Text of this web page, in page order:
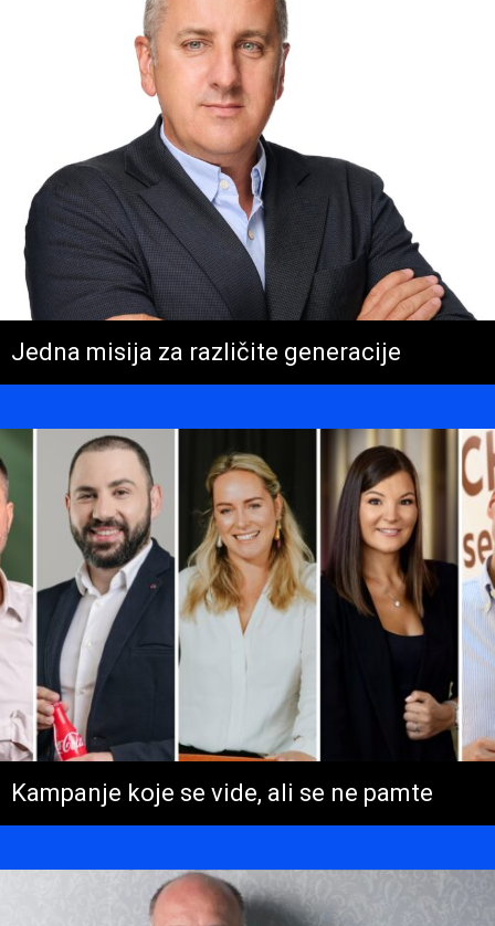
Jedna misija za različite generacije
Kampanje koje se vide, ali se ne pamte